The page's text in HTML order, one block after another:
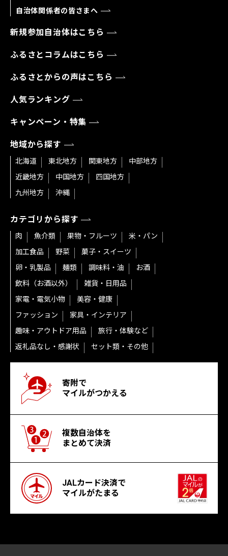
自治体関係者の皆さまへ
新規参加自治体はこちら
ふるさとコラムはこちら
ふるさとからの声はこちら
人気ランキング
キャンペーン・特集
地域から探す
北海道 東北地方 関東地方
中部地方
近畿地方
中国地方
四国地方
九州地方
沖縄
カテゴリから探す
肉 魚介類 果物・フルーツ
米・パン
加工食品
野菜
菓子・スイーツ
卵・乳製品
麺類 調味料・油
お酒
飲料（お酒以外）
雑貨・日用品
家電・電気小物
美容・健康
ファッション
家具・インテリア
趣味・アウトドア用品
旅行・体験など
返礼品なし・感謝状
セット類・その他
寄附で
マイルがつかえる
複数自治体を
まとめて決済
JALカード決済で
マイルがたまる